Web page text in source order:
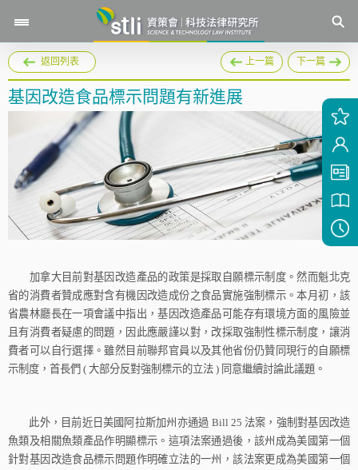
返回列表 上一篇 下一篇
基因改造食品標示問題有新進展
加拿大目前對基因改造產品的政策是採取自願標示制度。然而魁北克
省的消費者贊成應對含有機因改造成份之食品實施強制標示。本月初，該
省農林廳長在一項會議中指出，基因改造產品可能存有環境方面的風險並
且有消費者疑慮的問題，因此應嚴謹以對，改採取強制性標示制度，讓消
費者可以自行選擇。雖然目前聯邦官員以及其他省份仍贊同現行的自願標
示制度，首長們 ( 大部分反對強制標示的立法 ) 同意繼續討論此議題。
此外，目前近日美國阿拉斯加州亦通過 Bill 25 法案，強制對基因改造
魚類及相關魚類產品作明顯標示。這項法案通過後，該州成為美國第一個
針對基因改造食品標示問題作明確立法的一州，該法案更成為美國第一個